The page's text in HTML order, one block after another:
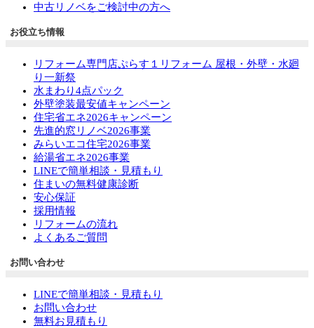
中古リノベをご検討中の方へ
お役立ち情報
リフォーム専門店ぷらす１リフォーム 屋根・外壁・水廻
り一新祭
水まわり4点パック
外壁塗装最安値キャンペーン
住宅省エネ2026キャンペーン
先進的窓リノベ2026事業
みらいエコ住宅2026事業
給湯省エネ2026事業
LINEで簡単相談・見積もり
住まいの無料健康診断
安心保証
採用情報
リフォームの流れ
よくあるご質問
お問い合わせ
LINEで簡単相談・見積もり
お問い合わせ
無料お見積もり